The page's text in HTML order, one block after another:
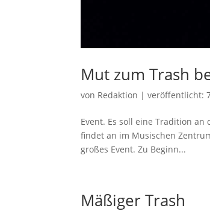
Mut zum Trash
von Redaktion |veröffentlicht:
Event. Es soll eine Tradition an
findet an im Musischen
großes Event. Zu Beginn...
Mäßiger Trash